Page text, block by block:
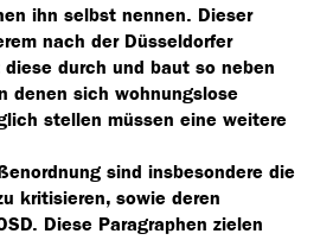
ihn selbst nennen. Dieser
nach der Düsseldorfer
durch und baut so neben
denen sich wohnungslose
stellen müssen eine weitere
sind insbesondere die
kritisieren, sowie deren
Diese Paragraphen zielen